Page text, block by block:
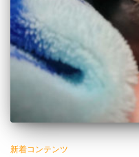
新着コンテンツ